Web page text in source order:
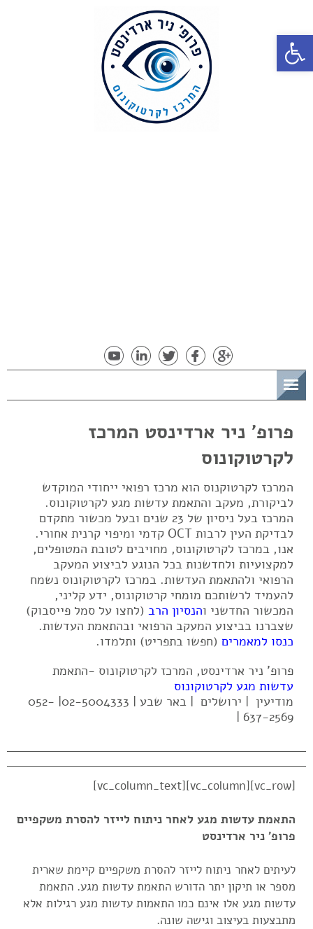
פתח סרגל נגישות
פרופ' ניר ארדינסט המרכז
לקרטוקונוס
המרכז לקרטוקנוס הוא מרכז רפואי ייחודי המוקדש
לביקורת, מעקב והתאמת עדשות מגע לקרטוקונוס.
המרכז בעל ניסיון של 23 שנים ובעל מכשור מתקדם
לבדיקת העין לרבות OCT קדמי ומיפוי קרנית אחורי.
אנו, במרכז לקרטוקונוס, מחויבים לטובת המטופלים,
למקצועיות ולחדשנות בכל הנוגע לביצוע המעקב
הרפואי ולהתאמת העדשות. במרכז לקרטוקונוס נשמח
להעמיד לרשותכם מומחי קרטוקונוס, ידע קליני,
המכשור החדשני והנסיון הרב (לחצו על סמל פייסבוק)
שצברנו בביצוע המעקב הרפואי ובהתאמת העדשות.
כנסו למאמרים (חפשו בתפריט) ותלמדו.
פרופ' ניר ארדינסט, המרכז לקרטוקונוס -התאמת
עדשות מגע לקרטוקונוס
מודיעין | ירושלים | באר שבע | 02-5004333| 052-
637-2569 |
[vc_row][vc_column][vc_column_text]
התאמת עדשות מגע לאחר ניתוח לייזר להסרת משקפיים
פרופ' ניר ארדינסט
לעיתים לאחר ניתוח לייזר להסרת משקפיים קיימת שארית
מספר או תיקון יתר הדורש התאמת עדשות מגע. התאמת
עדשות מגע אלו אינם כמו התאמות עדשות מגע רגילות אלא
מתבצעות בעיצוב וגישה שונה.